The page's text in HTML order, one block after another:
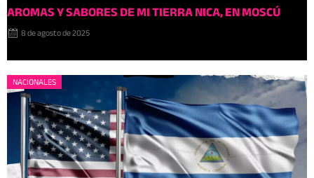
AROMAS Y SABORES DE MI TIERRA NICA, EN MOSCÚ
8 de agosto de 2025
NACIONALES